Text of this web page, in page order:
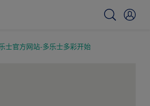
士官方网站-多乐士多彩开始